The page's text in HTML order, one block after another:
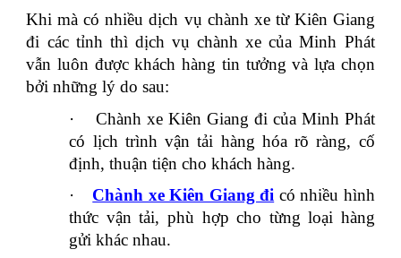
Khi mà có nhiều dịch vụ chành xe từ Kiên Giang
đi các tỉnh thì dịch vụ chành xe của Minh Phát
vẫn luôn được khách hàng tin tưởng và lựa chọn
bởi những lý do sau:
·
Chành xe Kiên Giang đi của Minh Phát
có lịch trình vận tải hàng hóa rõ ràng, cố
định, thuận tiện cho khách hàng.
·
Chành xe Kiên Giang đi có nhiều hình
thức vận tải, phù hợp cho từng loại hàng
gửi khác nhau.